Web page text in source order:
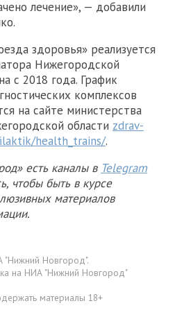
лечение», — добавили
здоровья» реализуется
Нижегородской
с 2018 года. График
комплексов
на сайте министерства
области zdrav-
health_trains/.
есть каналы в Telegram
чтобы быть в курсе
материалов
Новгород".
на НИА "Нижний Новгород"
материалы 18+